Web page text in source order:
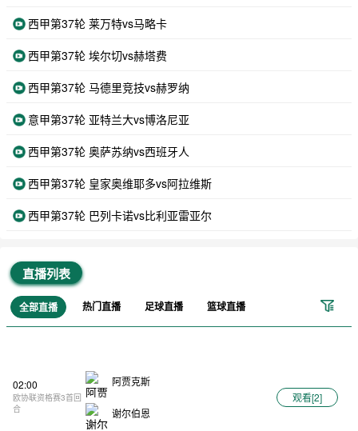
西甲第37轮 莱万特vs马略卡
西甲第37轮 埃尔切vs赫塔费
西甲第37轮 马德里竞技vs赫罗纳
意甲第37轮 亚特兰大vs博洛尼亚
西甲第37轮 奥萨苏纳vs西班牙人
西甲第37轮 皇家奥维耶多vs阿拉维斯
西甲第37轮 巴列卡诺vs比利亚雷亚尔
直播列表
全部直播 热门直播 足球直播 篮球直播
02:00
欧协联资格赛3首回
合
阿贾克斯
谢尔伯恩
观看[2]